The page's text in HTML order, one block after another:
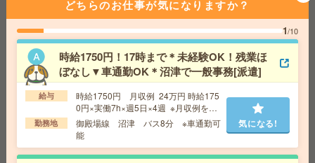
体で事務アシスタント[派遣]
給 与 時給1500円～1600円＋交 【月収例】120,0
00円～ ■給与の前払いが可能な速払いサービスあり
交通費 交通費支給あり
勤務地
愛知県名古屋市中区 中央本線（東海） 金山
（愛知）駅徒歩6分
気になる!
【2名募集】週3～4日在宅＊未経験OK＊メールで面接日
程調整[派遣]
どちらのお仕事が気になりますか？
1/10
時給1750円！17時まで＊未経験OK！残業ほ
ぼなし▼車通勤OK＊沼津で一般事務[派遣]
給与
時給1750円 月収例 24万円 時給175
0円×実働7h×週5日×4週 ※月収例を保
証するものではありません。※給与即
受取りサービス利用可（利用条件有）
勤務地
御殿場線 沼津 バス8分 ※車通勤可
能
気になる!